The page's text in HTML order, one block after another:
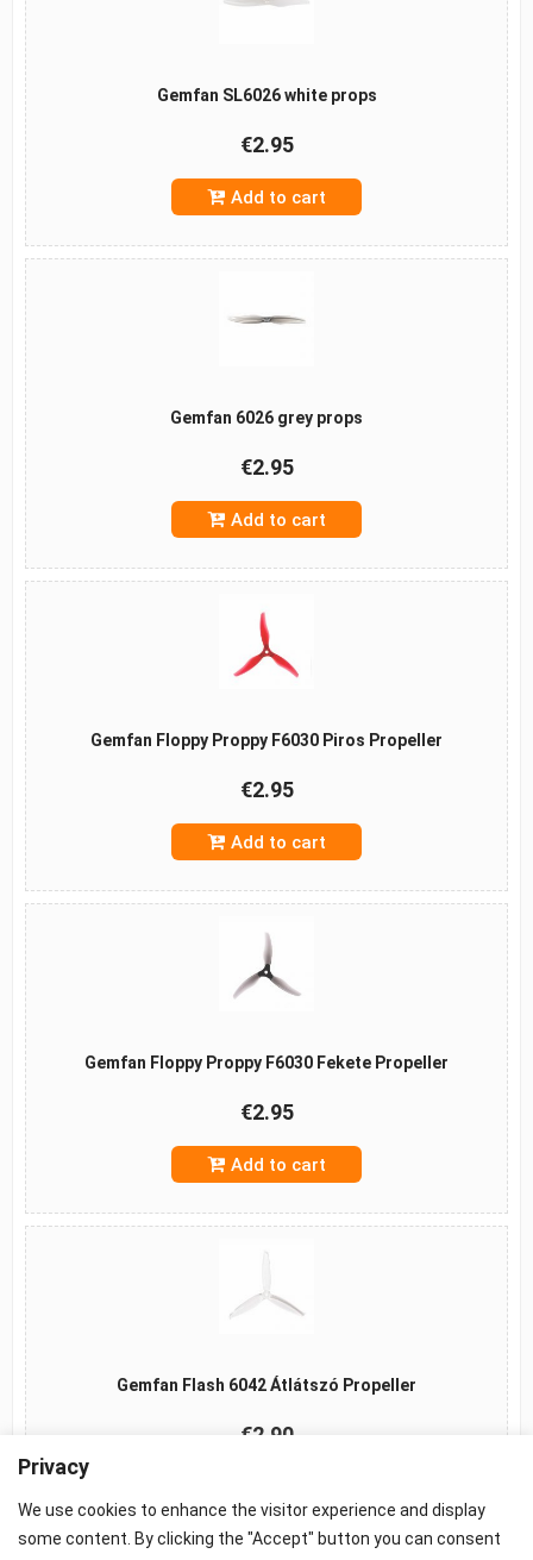
Gemfan SL6026 white props
€2.95
Add to cart
Gemfan 6026 grey props
€2.95
Add to cart
Gemfan Floppy Proppy F6030 Piros Propeller
€2.95
Add to cart
Gemfan Floppy Proppy F6030 Fekete Propeller
€2.95
Add to cart
Gemfan Flash 6042 Átlátszó Propeller
€2.90
Privacy
We use cookies to enhance the visitor experience and display
some content. By clicking the "Accept" button you can consent